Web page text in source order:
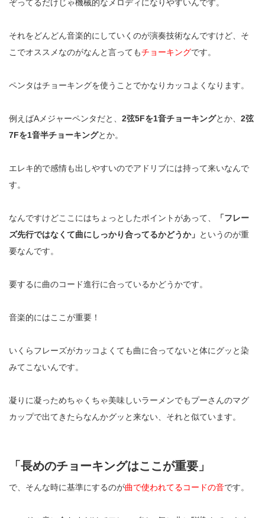
ぞってるだけじゃ機械的なメロディになりやすいんです。
それをどんどん音楽的にしていくのが演奏技術なんですけど、そ
こでオススメなのがなんと言ってもチョーキングです。
ペンタはチョーキングを使うことでかなりカッコよくなります。
例えばAメジャーペンタだと、 2弦5Fを1音チョーキングとか、 2弦
7Fを1音半チョーキングとか。
エレキ的で感情も出しやすいのでアドリブには持って来いなんで
す。
なんですけどここにはちょっとしたポイントがあって、
「フレー
ズ先行ではなくて曲にしっかり合ってるかどうか」 というのが重
要なんです。
要するに曲のコード進行に合っているかどうかです。
音楽的にはここが重要！
いくらフレーズがカッコよくても曲に合ってないと体にグッと染
みてこないんです。
凝りに凝っためちゃくちゃ美味しいラーメンでもプーさんのマグ
カップで出てきたらなんかグッと来ない、それと似ています。
「長めのチョーキングはここが重要」
で、そんな時に基準にするのが曲で使われてるコードの音です。